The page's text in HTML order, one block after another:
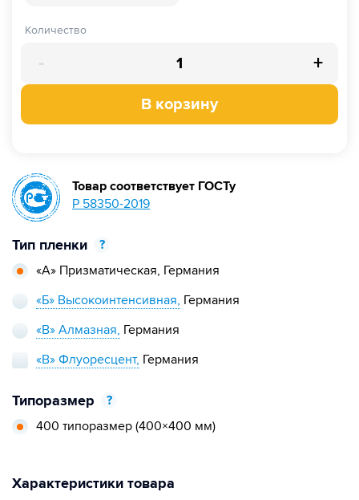
Количество
- +
В корзину
Тип пленки
?
«А» Призматическая, Германия
«Б» Высокоинтенсивная, Германия
«В» Алмазная, Германия
«В» Флуоресцент, Германия
Типоразмер
?
400 типоразмер (400×400 мм)
Товар соответствует ГОСТу
Р 58350-2019
Характеристики товара